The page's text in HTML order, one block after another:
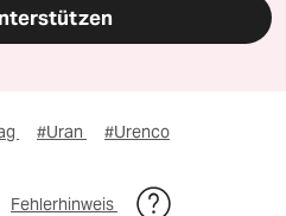
#Uran #Urenco
Fehlerhinweis